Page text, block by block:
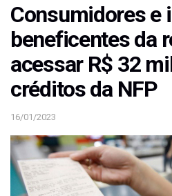
Consumidores e
beneficentes da
acessar R$ 32
créditos da NFP
16/01/2023